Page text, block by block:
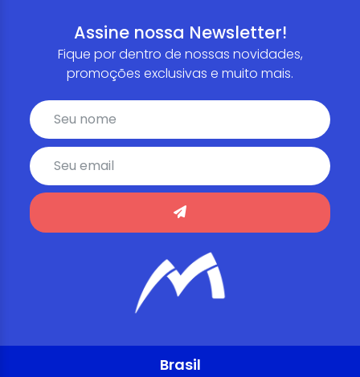
Assine nossa Newsletter!
Fique por dentro de nossas novidades,
promoções exclusivas e muito mais.
Brasil